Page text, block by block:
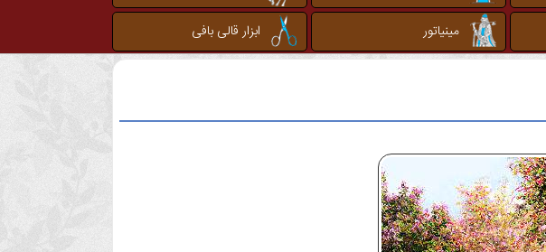
مینیاتور ابزار قالی بافی